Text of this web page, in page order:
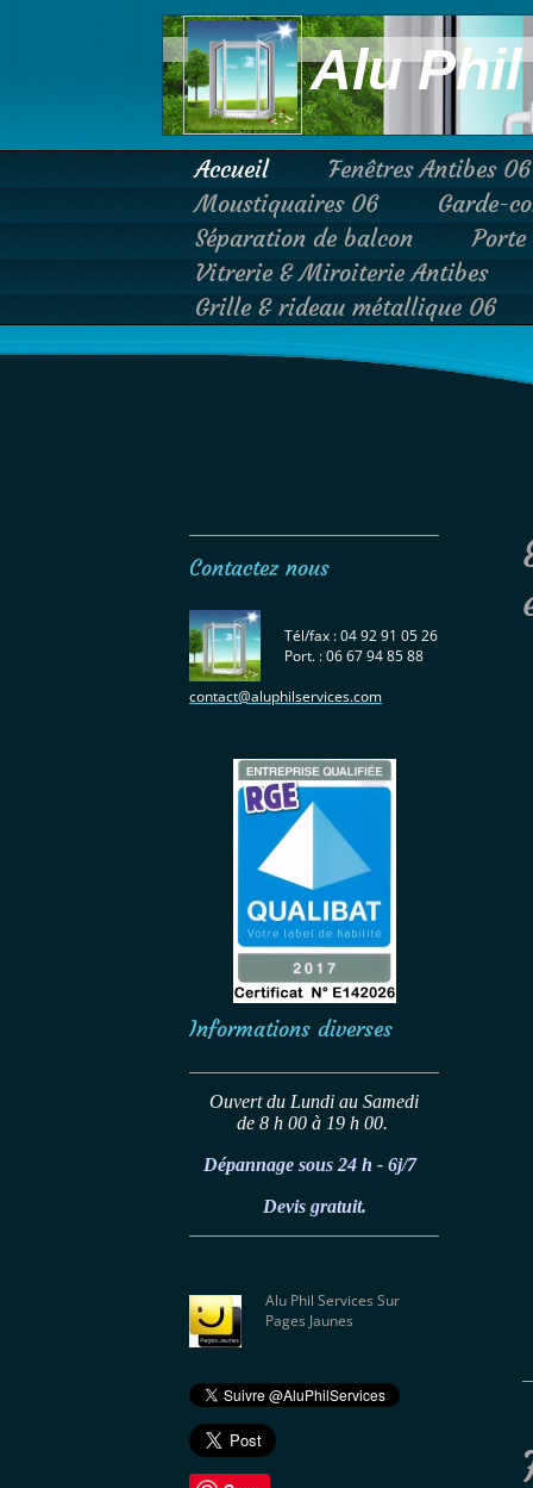
Alu
Accueil
Fenêtres Antibes 06
Moustiquaires 06
Garde-
Séparation de balcon
Vitrerie & Miroiterie Antibes
Grille & rideau métallique 06
Contactez nous
Tél/fax : 04 92 91 05 26
Port. : 06 67 94 85 88
contact@aluphilservices.com
Informations diverses
Ouvert du Lundi au Samedi
de 8 h 00 à 19 h 00.
Dépannage sous 24 h - 6j/7
Devis gratuit.
Alu Phil Services Sur
Pages Jaunes